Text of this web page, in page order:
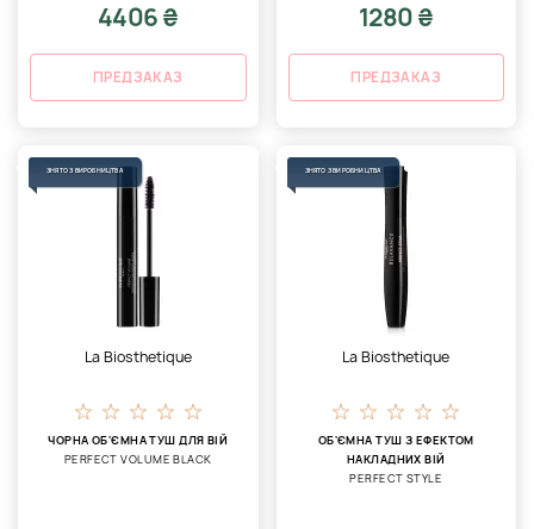
4406 ₴
ПРЕДЗАКАЗ
1280 ₴
ПРЕДЗАКАЗ
ЗНЯТО З ВИРОБНИЦТВА
La Biosthetique
ЧОРНА ОБ'ЄМНА ТУШ ДЛЯ ВІЙ
PERFECT VOLUME BLACK
ЗНЯТО З ВИРОБНИЦТВА
La Biosthetique
ОБ'ЄМНА ТУШ З ЕФЕКТОМ
НАКЛАДНИХ ВІЙ
PERFECT STYLE